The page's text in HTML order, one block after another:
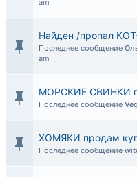
am
Найден /пропал
Последнее сообщение
am
МОРСКИЕ СВИНКИ
Последнее сообщение
ХОМЯКИ продам
Последнее сообщение